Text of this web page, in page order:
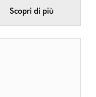
Scopri di più